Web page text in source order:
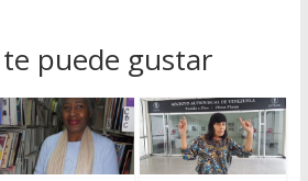
puede gustar